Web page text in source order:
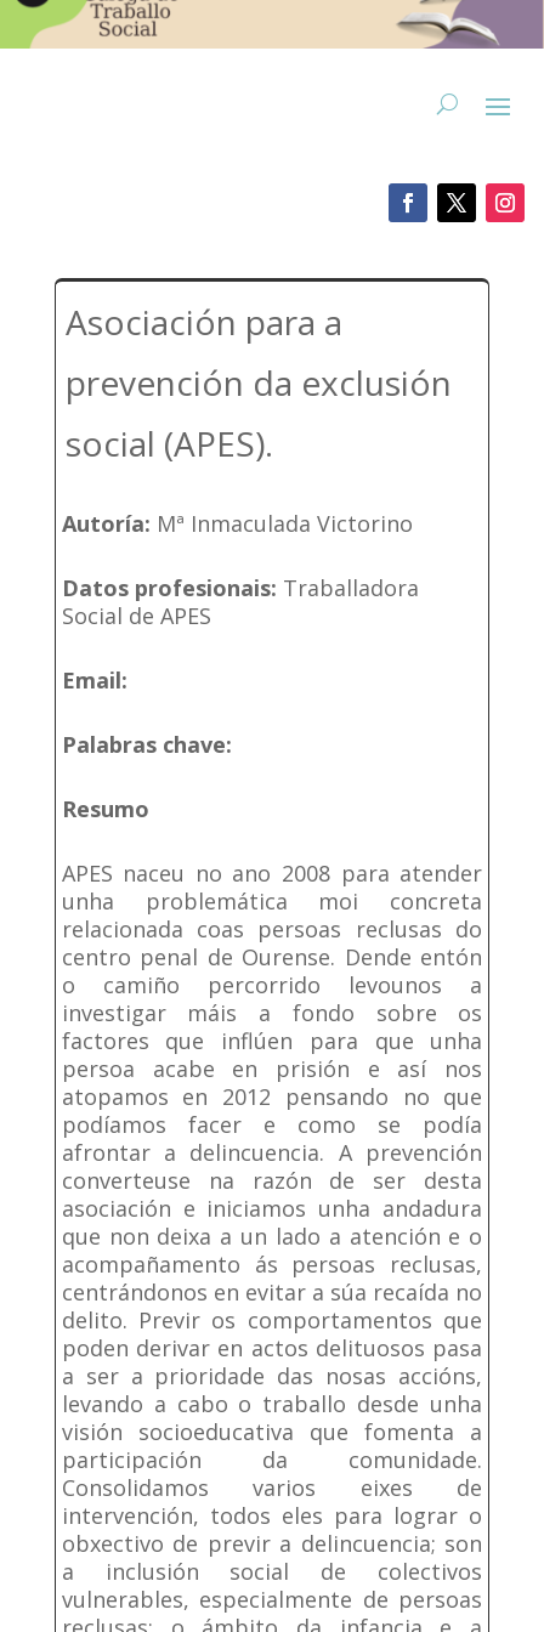
Asociación para a
prevención da exclusión
social (APES).
Autoría: Mª Inmaculada Victorino
Datos profesionais: Traballadora
Social de APES
Email:
Palabras chave:
Resumo
APES naceu no ano 2008 para atender
unha problemática moi concreta
relacionada coas persoas reclusas do
centro penal de Ourense. Dende entón
o camiño percorrido levounos a
investigar máis a fondo sobre os
factores que inflúen para que unha
persoa acabe en prisión e así nos
atopamos en 2012 pensando no que
podíamos facer e como se podía
afrontar a delincuencia. A prevención
converteuse na razón de ser desta
asociación e iniciamos unha andadura
que non deixa a un lado a atención e o
acompañamento ás persoas reclusas,
centrándonos en evitar a súa recaída no
delito. Previr os comportamentos que
poden derivar en actos delituosos pasa
a ser a prioridade das nosas accións,
levando a cabo o traballo desde unha
visión socioeducativa que fomenta a
participación da comunidade.
Consolidamos varios eixes de
intervención, todos eles para lograr o
obxectivo de previr a delincuencia; son
a inclusión social de colectivos
vulnerables, especialmente de persoas